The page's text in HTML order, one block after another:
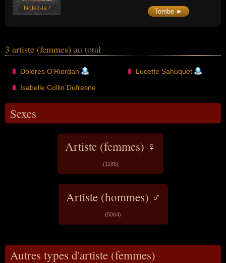
Notez-la ! Tombe ►
3 artiste (femmes) au total
Dolores O'Riordan
Isabelle Collin Dufresne
Lucette Sahuquet
Sexes
Artiste (femmes) ♀
(1185)
Artiste (hommes) ♂
(5064)
Autres types d'artiste (femmes)